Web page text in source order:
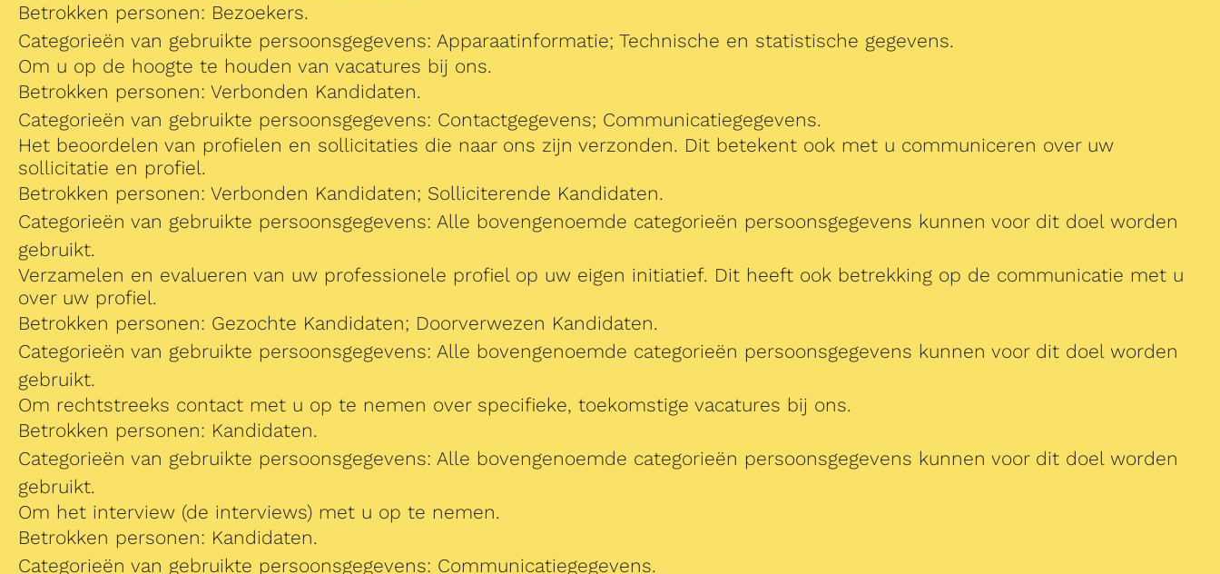
Betrokken personen: Bezoekers.
Categorieën van gebruikte persoonsgegevens: Apparaatinformatie; Technische en statistische gegevens.
Om u op de hoogte te houden van vacatures bij ons.
Betrokken personen: Verbonden Kandidaten.
Categorieën van gebruikte persoonsgegevens: Contactgegevens; Communicatiegegevens.
Het beoordelen van profielen en sollicitaties die naar ons zijn verzonden. Dit betekent ook met u communiceren over uw
sollicitatie en profiel.
Betrokken personen: Verbonden Kandidaten; Solliciterende Kandidaten.
Categorieën van gebruikte persoonsgegevens: Alle bovengenoemde categorieën persoonsgegevens kunnen voor dit doel worden
gebruikt.
Verzamelen en evalueren van uw professionele profiel op uw eigen initiatief. Dit heeft ook betrekking op de communicatie met u
over uw profiel.
Betrokken personen: Gezochte Kandidaten; Doorverwezen Kandidaten.
Categorieën van gebruikte persoonsgegevens: Alle bovengenoemde categorieën persoonsgegevens kunnen voor dit doel worden
gebruikt.
Om rechtstreeks contact met u op te nemen over specifieke, toekomstige vacatures bij ons.
Betrokken personen: Kandidaten.
Categorieën van gebruikte persoonsgegevens: Alle bovengenoemde categorieën persoonsgegevens kunnen voor dit doel worden
gebruikt.
Om het interview (de interviews) met u op te nemen.
Betrokken personen: Kandidaten.
Categorieën van gebruikte persoonsgegevens: Communicatiegegevens.